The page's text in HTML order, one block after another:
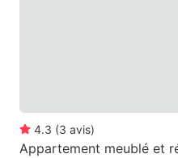
4.3 (3 avis)
Appartement meublé et